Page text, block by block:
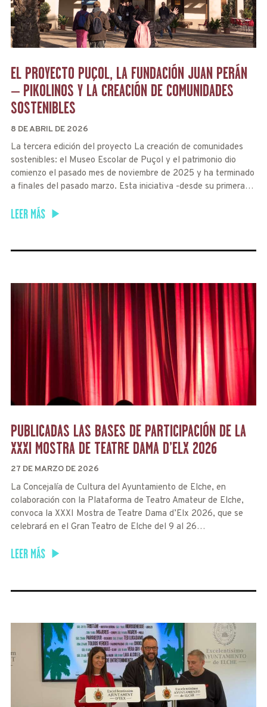
EL PROYECTO PUÇOL, LA FUNDACIÓN JUAN PERÁN
– PIKOLINOS Y LA CREACIÓN DE COMUNIDADES
SOSTENIBLES
8 DE ABRIL DE 2026
La tercera edición del proyecto La creación de comunidades
sostenibles: el Museo Escolar de Puçol y el patrimonio dio
comienzo el pasado mes de noviembre de 2025 y ha terminado
a finales del pasado marzo. Esta iniciativa -desde su primera…
LEER MÁS
PUBLICADAS LAS BASES DE PARTICIPACIÓN DE LA
XXXI MOSTRA DE TEATRE DAMA D’ELX 2026
27 DE MARZO DE 2026
La Concejalía de Cultura del Ayuntamiento de Elche, en
colaboración con la Plataforma de Teatro Amateur de Elche,
convoca la XXXI Mostra de Teatre Dama d’Elx 2026, que se
celebrará en el Gran Teatro de Elche del 9 al 26…
LEER MÁS